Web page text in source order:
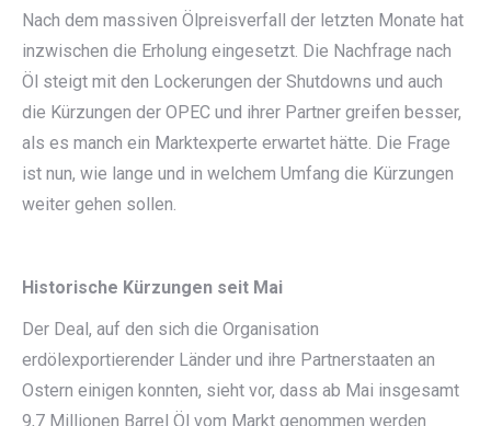
Nach dem massiven Ölpreisverfall der letzten Monate hat
inzwischen die Erholung eingesetzt. Die Nachfrage nach
Öl steigt mit den Lockerungen der Shutdowns und auch
die Kürzungen der OPEC und ihrer Partner greifen besser,
als es manch ein Marktexperte erwartet hätte. Die Frage
ist nun, wie lange und in welchem Umfang die Kürzungen
weiter gehen sollen.
Historische Kürzungen seit Mai
Der Deal, auf den sich die Organisation
erdölexportierender Länder und ihre Partnerstaaten an
Ostern einigen konnten, sieht vor, dass ab Mai insgesamt
9,7 Millionen Barrel Öl vom Markt genommen werden